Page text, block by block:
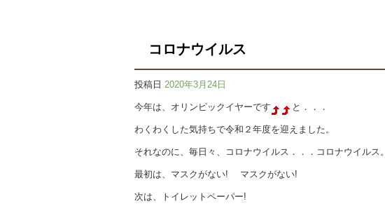
コロナウイルス
投稿日 2020年3月24日
今年は、オリンピックイヤーです と．．．
わくわくした気持ちで令和２年度を迎えました。
それなのに、毎日々、コロナウイルス．．．コロナウイルス。
最初は、マスクがない! マスクがない!
次は、トイレットペーパー!